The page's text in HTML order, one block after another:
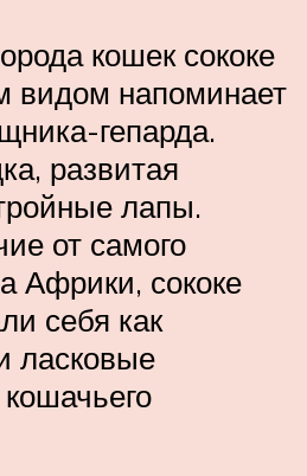
кошек сококе
видом напоминает
гепарда.
развитая
лапы.
от самого
Африки, сококе
себя как
ласковые